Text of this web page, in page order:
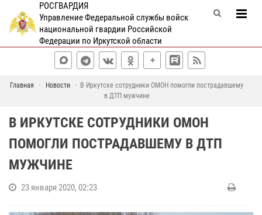
РОСГВАРДИЯ
Управление Федеральной службы войск
национальной гвардии Российской
Федерации по Иркутской области
Главная Новости
В Иркутске сотрудники ОМОН помогли пострадавшему
в ДТП мужчине
В ИРКУТСКЕ СОТРУДНИКИ ОМОН
ПОМОГЛИ ПОСТРАДАВШЕМУ В ДТП
МУЖЧИНЕ
23 января 2020, 02:23